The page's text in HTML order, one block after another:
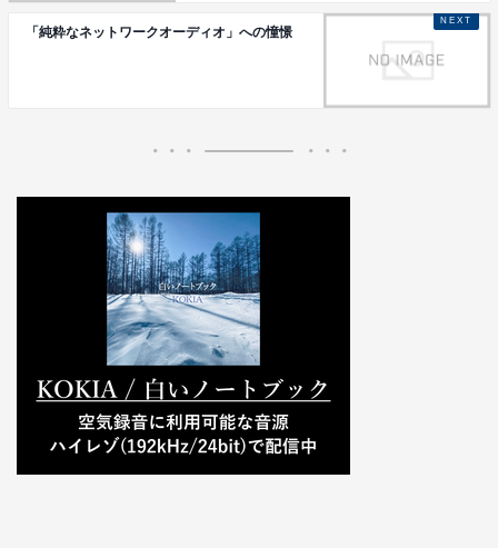
「純粋なネットワークオーディオ」への憧憬